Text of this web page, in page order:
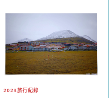
2023旅行紀錄